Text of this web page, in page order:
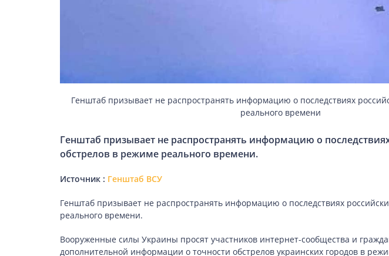
ЗДОРОВ’Я
COVID-19
BEAUTY
Генштаб призывает не распространять информацию о последствиях
реального времени
Генштаб призывает не распространять информацию о
обстрелов в режиме реального времени.
Источник : Генштаб ВСУ
Генштаб призывает не распространять информацию о последствиях
реального времени.
Вооруженные силы Украины просят участников интернет-сообщества и
дополнительной информации о точности обстрелов украинских городов в